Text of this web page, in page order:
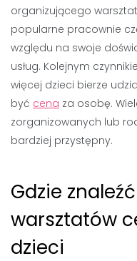
organizującego
popularne pracownie
względu na swoje
usług. Kolejnym
więcej dzieci bierze
być cena za osobę.
zorganizowanych lub
bardziej przystępny.
Gdzie
warsztatów
dzieci